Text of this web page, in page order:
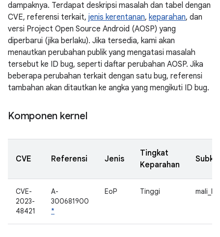
dampaknya. Terdapat deskripsi masalah dan tabel dengan
CVE, referensi terkait, jenis kerentanan, keparahan, dan
versi Project Open Source Android (AOSP) yang
diperbarui (jika berlaku). Jika tersedia, kami akan
menautkan perubahan publik yang mengatasi masalah
tersebut ke ID bug, seperti daftar perubahan AOSP. Jika
beberapa perubahan terkait dengan satu bug, referensi
tambahan akan ditautkan ke angka yang mengikuti ID bug.
Komponen kernel
CVE Referensi Jenis
Tingkat
Keparahan
CVE-
2023-
48421
A-
300681900
*
EoP Tinggi